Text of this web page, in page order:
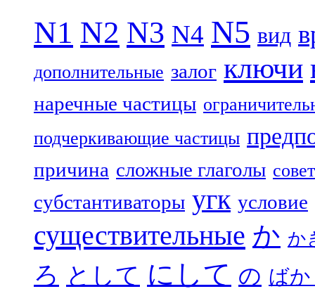
N1 N2 N3 N4 N5 вид
дополнительные залог ключи
наречные частицы
подчеркивающие частицы
причина сложные глаголы совет
субстантиваторы угк условие
существительные か か
ろ として にして の ば